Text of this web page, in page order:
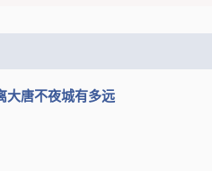
线等。主要由三个站场组合而成，
就在这3个战场之间有设立联络
多运输组织的需求。
大唐不夜城有多远